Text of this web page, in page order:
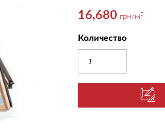
16,680 грн/м2
Количество